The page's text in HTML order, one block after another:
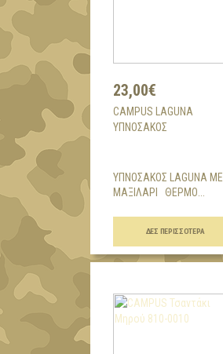
23,00€
CAMPUS LAGUNA
ΥΠΝΌΣΑΚΟΣ
ΥΠΝΟΣΑΚΟΣ LAGUNA ΜΕ
ΜΑΞΙΛΑΡΙ ΘΕΡΜΟ...
ΔΕΣ ΠΕΡΙΣΣΌΤΕΡΑ